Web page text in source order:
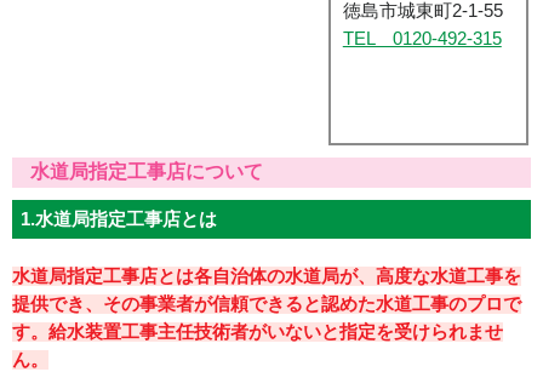
徳島市城東町2-1-55
TEL 0120-492-315
水道局指定工事店について
1.水道局指定工事店とは
水道局指定工事店とは各自治体の水道局が、高度な水道工事を
提供でき、その事業者が信頼できると認めた水道工事のプロで
す。 給水装置工事主任技術者がいないと指定を受けられませ
ん。